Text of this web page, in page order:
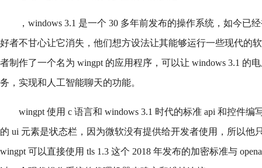
，windows 3.1 是一个 30 多年前发布的操作系统，如今已
好者不甘心让它消失，他们想方设法让其能够运行一些现代的
者制作了一个名为 wingpt 的应用程序，可以让 windows 3.1 的电
务，实现和人工智能聊天的功能。
wingpt 使用 c 语言和 windows 3.1 时代的标准 api 和控件
的 ui 元素是状态栏，因为微软没有提供给开发者使用，所以他
wingpt 可以直接使用 tls 1.3 这个 2018 年发布的加密标准与